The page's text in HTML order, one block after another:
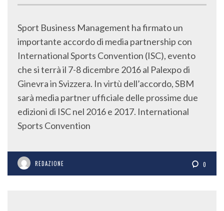
Sport Business Management ha firmato un
importante accordo di media partnership con
International Sports Convention (ISC), evento
che si terrà il 7-8 dicembre 2016 al Palexpo di
Ginevra in Svizzera. In virtù dell’accordo, SBM
sarà media partner ufficiale delle prossime due
edizioni di ISC nel 2016 e 2017. International
Sports Convention
REDAZIONE 0